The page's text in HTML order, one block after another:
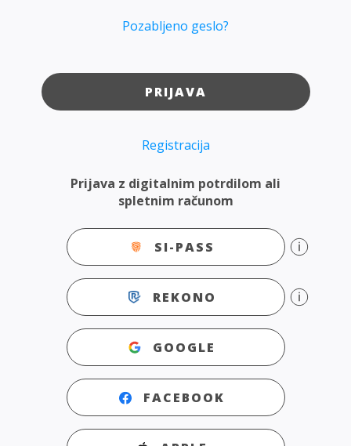
Prijava z digitalnim potrdilom ali
spletnim računom
SI-PASS
REKONO
GOOGLE
FACEBOOK
Pozabljeno geslo?
PRIJAVA
Registracija